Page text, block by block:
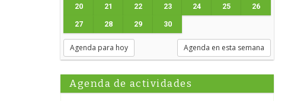
20 21 22 23 24 25 26
27 28 29 30
Agenda para hoy Agenda en esta semana
Agenda de actividades